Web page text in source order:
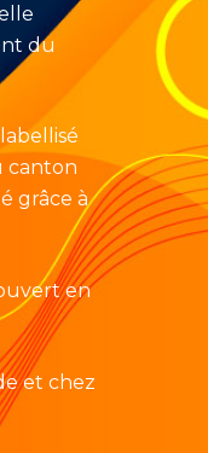
du
canton
grâce à
en
et chez